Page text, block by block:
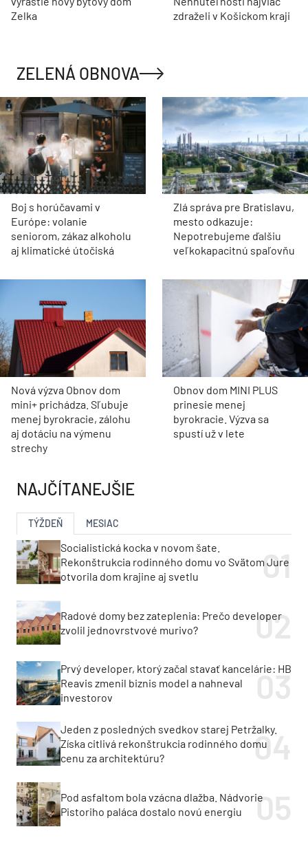
Zelka
zdraželi v Košickom kraji
ZELENÁ OBNOVA
Boj s horúčavami v
Európe: volanie
seniorom, zákaz alkoholu
aj klimatické útočiská
Zlá správa pre Bratislavu,
mesto odkazuje:
Nepotrebujeme ďalšiu
veľkokapacitnú spaľovňu
Nová výzva Obnov dom
mini+ prichádza. Sľubuje
menej byrokracie, zálohu
aj dotáciu na výmenu
strechy
Obnov dom MINI PLUS
prinesie menej
byrokracie. Výzva sa
spustí už v lete
NAJČÍTANEJŠIE
TÝŽDEŇ MESIAC
Socialistická kocka v novom šate.
Rekonštrukcia rodinného domu vo Svätom Jure
otvorila dom krajine aj svetlu
Radové domy bez zateplenia: Prečo developer
zvolil jednovrstvové murivo?
Prvý developer, ktorý začal stavať kancelárie: HB
Reavis zmenil biznis model a nahneval
investorov
Jeden z posledných svedkov starej Petržalky.
Získa citlivá rekonštrukcia rodinného domu
cenu za architektúru?
Pod asfaltom bola vzácna dlažba. Nádvorie
Pistoriho paláca dostalo novú energiu